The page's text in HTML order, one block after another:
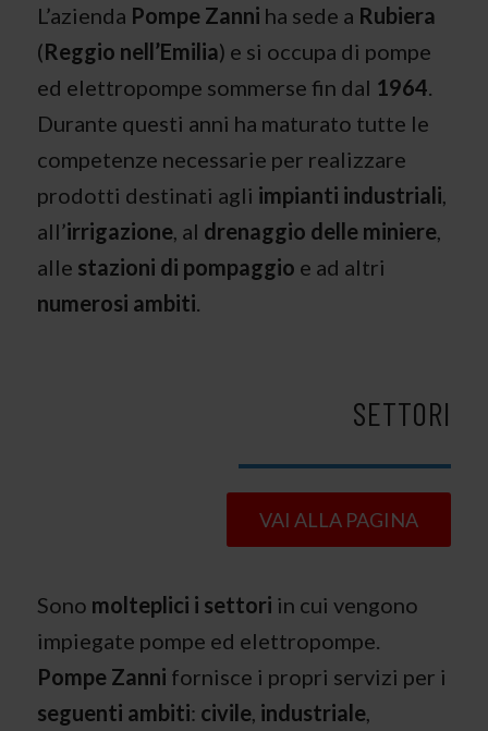
L’azienda Pompe Zanni ha sede a Rubiera
(Reggio nell’Emilia) e si occupa di pompe
ed elettropompe sommerse fin dal 1964
Durante questi anni ha maturato tutte le
competenze necessarie per realizzare
prodotti destinati agli impianti industriali
all’irrigazione, al drenaggio delle miniere,
alle stazioni di pompaggio e ad altri
numerosi ambiti
SETTORI
VAI ALLA PAGINA
Sono molteplici i settori in cui vengono
impiegate pompe ed elettropompe.
Pompe Zanni fornisce i propri servizi per i
seguenti ambiti: civile, industriale,